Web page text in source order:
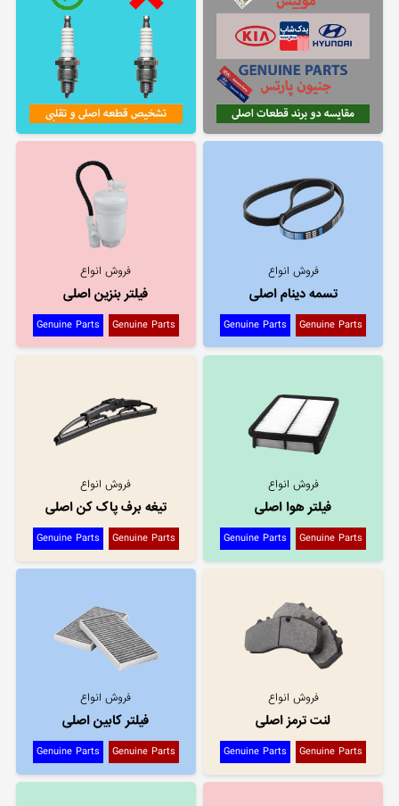
فروش انواع
تسمه دینام اصلی
Genuine Parts
Genuine Parts
فروش انواع
فیلتر بنزین اصلی
Genuine Parts
Genuine Parts
فروش انواع
فیلتر هوا اصلی
Genuine Parts
Genuine Parts
فروش انواع
تیغه برف پاک کن اصلی
Genuine Parts
Genuine Parts
فروش انواع
لنت ترمز اصلی
Genuine Parts
Genuine Parts
فروش انواع
فیلتر کابین اصلی
Genuine Parts
Genuine Parts